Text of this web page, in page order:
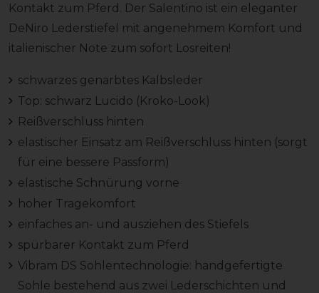
Kontakt zum Pferd. Der Salentino ist ein eleganter
DeNiro Lederstiefel mit angenehmem Komfort und
italienischer Note zum sofort Losreiten!
schwarzes genarbtes Kalbsleder
Top: schwarz Lucido (Kroko-Look)
Reißverschluss hinten
elastischer Einsatz am Reißverschluss hinten (sorgt
für eine bessere Passform)
elastische Schnürung vorne
hoher Tragekomfort
einfaches an- und ausziehen des Stiefels
spürbarer Kontakt zum Pferd
Vibram DS Sohlentechnologie: handgefertigte
Sohle bestehend aus zwei Lederschichten und